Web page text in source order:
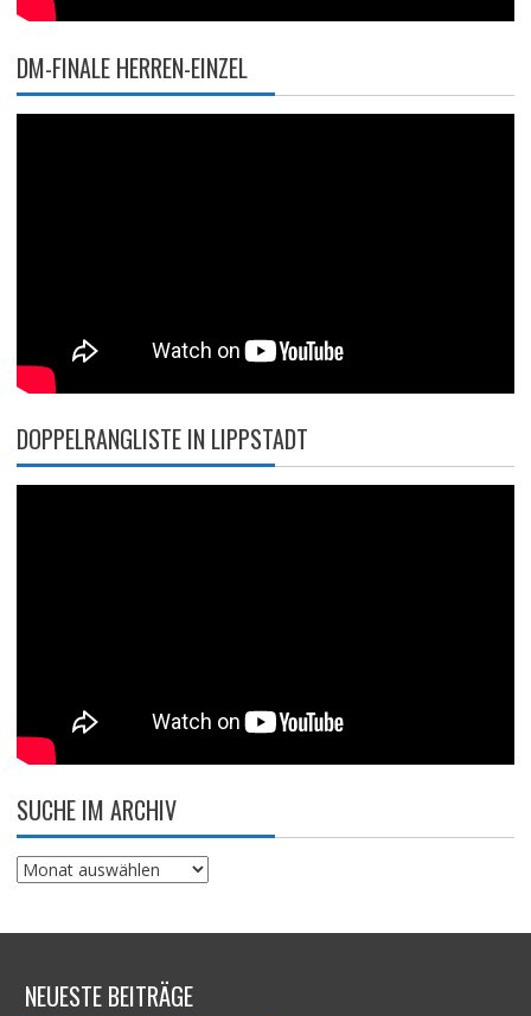
DM-FINALE HERREN-EINZEL
DOPPELRANGLISTE IN LIPPSTADT
SUCHE IM ARCHIV
Suche
NEUESTE BEITRÄGE